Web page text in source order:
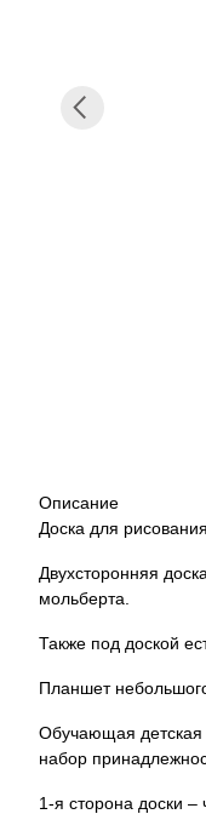
Описание
Доска для
Двухсторонняя
мольберта.
Также под доской
Планшет
Обучающая детская
набор
1-я сторона доски